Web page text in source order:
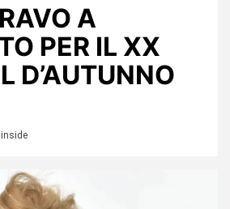
A
PER IL XX
D’AUTUNNO